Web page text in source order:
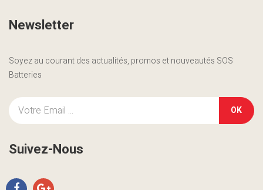
Newsletter
Soyez au courant des actualités, promos et nouveautés SOS
Batteries
OK
Suivez-Nous